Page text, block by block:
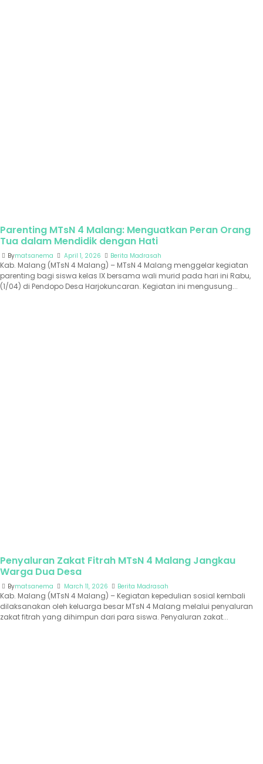
Parenting MTsN 4 Malang: Menguatkan Peran Orang
Tua dalam Mendidik dengan Hati
Bymatsanema April 1, 2026 Berita Madrasah
Kab. Malang (MTsN 4 Malang) – MTsN 4 Malang menggelar kegiatan
parenting bagi siswa kelas IX bersama wali murid pada hari ini Rabu,
(1/04) di Pendopo Desa Harjokuncaran. Kegiatan ini mengusung...
Penyaluran Zakat Fitrah MTsN 4 Malang Jangkau
Warga Dua Desa
Bymatsanema March 11, 2026 Berita Madrasah
Kab. Malang (MTsN 4 Malang) – Kegiatan kepedulian sosial kembali
dilaksanakan oleh keluarga besar MTsN 4 Malang melalui penyaluran
zakat fitrah yang dihimpun dari para siswa. Penyaluran zakat...